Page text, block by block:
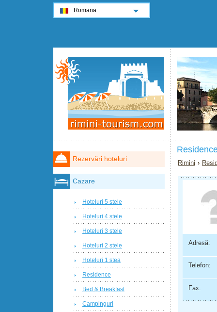
Rimini ›
Adresă:
Telefon:
Fax:
Rezervări hoteluri
Cazare
Hoteluri 5 stele
Hoteluri 4 stele
Hoteluri 3 stele
Hoteluri 2 stele
Hoteluri 1 stea
Residence
Bed & Breakfast
Campinguri
Romana